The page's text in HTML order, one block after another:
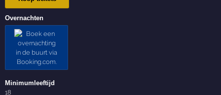
Overnachten
Minimumleeftijd
18